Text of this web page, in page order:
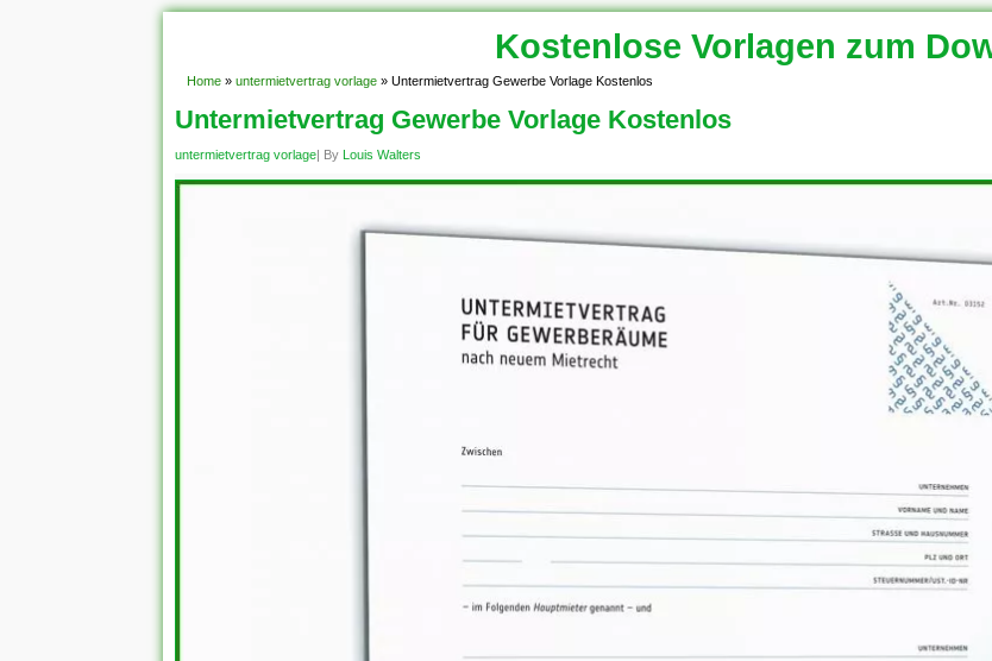
Kostenlose Vorlagen zum
Home » untermietvertrag vorlage » Untermietvertrag Gewerbe Vorlage Kostenlos
Untermietvertrag Gewerbe Vorlage Kostenlos
untermietvertrag vorlage| By Louis Walters